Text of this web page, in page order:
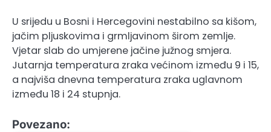
U srijedu u Bosni i Hercegovini nestabilno sa kišom,
jačim pljuskovima i grmljavinom širom zemlje.
Vjetar slab do umjerene jačine južnog smjera.
Jutarnja temperatura zraka većinom između 9 i 15,
a najviša dnevna temperatura zraka uglavnom
između 18 i 24 stupnja.
Povezano: